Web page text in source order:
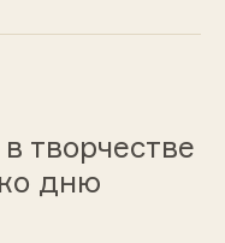
творчестве
дню